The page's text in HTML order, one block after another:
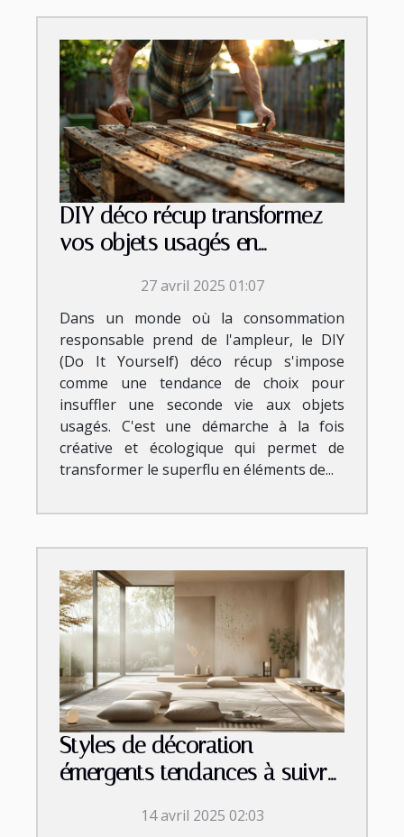
DIY déco récup transformez
vos objets usagés en
27 avril 2025 01:07
Dans un monde où la consommation
responsable prend de l'ampleur, le DIY
(Do It Yourself) déco récup s'impose
comme une tendance de choix pour
insuffler une seconde vie aux objets
usagés. C'est une démarche à la fois
créative et écologique qui permet de
transformer le superflu en éléments de...
Styles de décoration
émergents tendances à suivre
14 avril 2025 02:03